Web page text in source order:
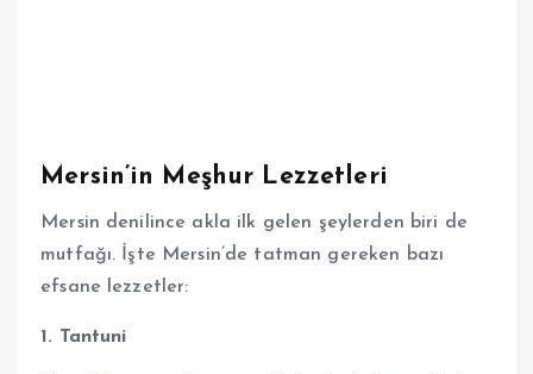
Mersin’in Meşhur Lezzetleri
Mersin denilince akla ilk gelen şeylerden biri de
mutfağı. İşte Mersin’de tatman gereken bazı
efsane lezzetler:
1. Tantuni